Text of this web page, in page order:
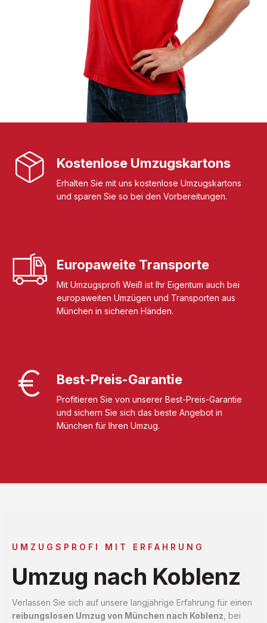
Kostenlose Umzugskartons
Erhalten Sie mit uns kostenlose Umzugskartons
und sparen Sie so bei den Vorbereitungen.
Europaweite Transporte
Mit Umzugsprofi Weiß ist Ihr Eigentum auch bei
europaweiten Umzügen und Transporten aus
München in sicheren Händen.
Best-Preis-Garantie
Profitieren Sie von unserer Best-Preis-Garantie
und sichern Sie sich das beste Angebot in
München für Ihren Umzug.
UMZUGSPROFI MIT ERFAHRUNG
Umzug nach Koblenz
Verlassen Sie sich auf unsere langjährige Erfahrung für einen
reibungslosen Umzug von München nach Koblenz , bei